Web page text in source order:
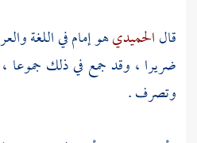
قالالحميديهو إمام في اللغة
ضريرا ، وقد جمع في ذلك
وتصرف .